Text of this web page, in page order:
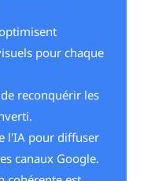
pour chaque
reconquérir les
l'IA pour diffuser
canaux Google.